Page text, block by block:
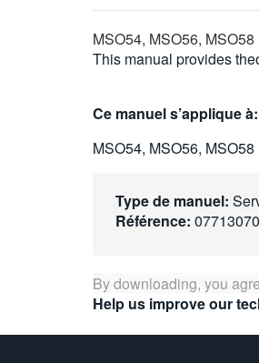
MSO54, MSO56, MSO58
This manual provides
Ce manuel s’applique à:
MSO54, MSO56, MSO58
Type de manuel:
Référence:
By downloading, you
Help us improve our